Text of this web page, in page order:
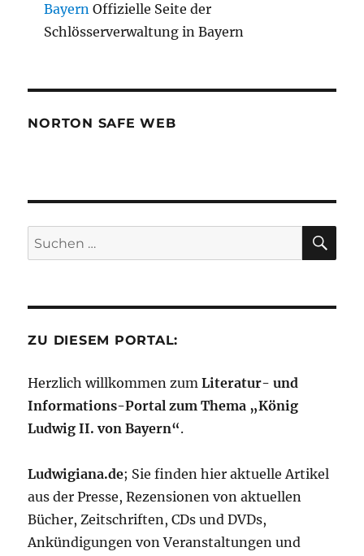
Bayern Offizielle Seite der
Schlösserverwaltung in Bayern
NORTON SAFE WEB
Suchen
nach:
ZU DIESEM PORTAL:
Herzlich willkommen zumLiteratur- und
Informations-Portal zum Thema „König
Ludwig II. von Bayern“.
Ludwigiana.de; Sie finden hier aktuelle Artikel
aus der Presse, Rezensionen von aktuellen
Bücher, Zeitschriften, CDs und DVDs,
Ankündigungen von Veranstaltungen und